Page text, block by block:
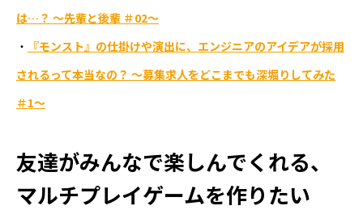
は…？ 〜先輩と後輩 ＃02〜
・
『モンスト』の仕掛けや演出に、エンジニアのアイデアが採用
されるって本当なの？ ～募集求人をどこまでも深堀りしてみた
＃1～
友達がみんなで楽しんでくれる、
マルチプレイゲームを作りたい